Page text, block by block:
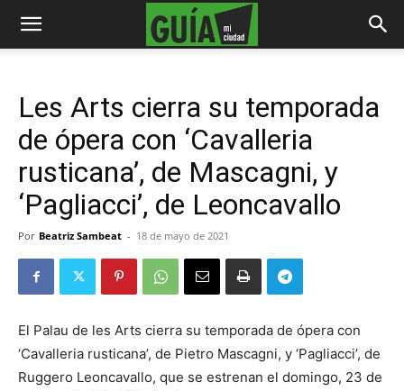
Les Arts cierra su temporada
de ópera con ‘Cavalleria
rusticana’, de Mascagni, y
‘Pagliacci’, de Leoncavallo
Por Beatriz Sambeat - 18 de mayo de 2021
El Palau de les Arts cierra su temporada de ópera con
‘Cavalleria rusticana’, de Pietro Mascagni, y ‘Pagliacci’, de
Ruggero Leoncavallo, que se estrenan el domingo, 23 de